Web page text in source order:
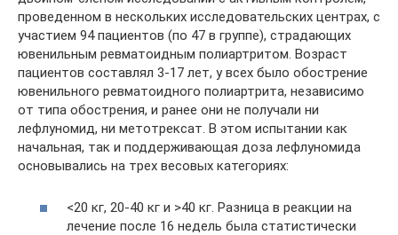
проведенном в нескольких исследовательских центрах, с
участием 94 пациентов (по 47 в группе), страдающих
ювенильным ревматоидным полиартритом. Возраст
пациентов составлял 3-17 лет, у всех было обострение
ювенильного ревматоидного полиартрита, независимо
от типа обострения, и ранее они не получали ни
лефлуномид, ни метотрексат. В этом испытании как
начальная, так и поддерживающая доза лефлуномида
основывались на трех весовых категориях:
<20 кг, 20-40 кг и >40 кг. Разница в реакции на
лечение после 16 недель была статистически